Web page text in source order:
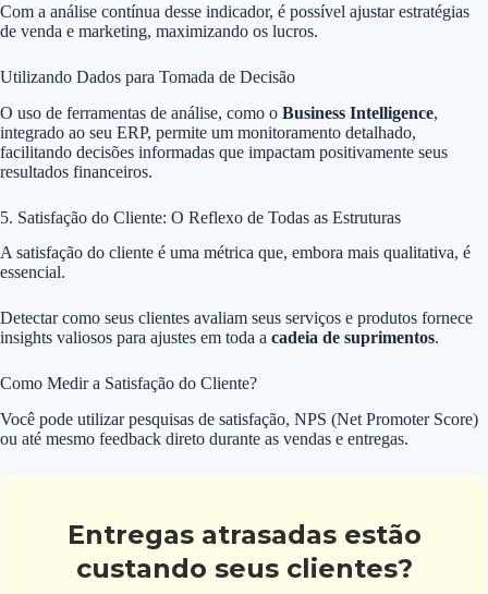
Com a análise contínua desse indicador, é possível ajustar estratégias
de venda e marketing, maximizando os lucros.
Utilizando Dados para Tomada de Decisão
O uso de ferramentas de análise, como o Business Intelligence,
integrado ao seu ERP, permite um monitoramento detalhado,
facilitando decisões informadas que impactam positivamente seus
resultados financeiros.
5. Satisfação do Cliente: O Reflexo de Todas as Estruturas
A satisfação do cliente é uma métrica que, embora mais qualitativa, é
essencial.
Detectar como seus clientes avaliam seus serviços e produtos fornece
insights valiosos para ajustes em toda a cadeia de suprimentos.
Como Medir a Satisfação do Cliente?
Você pode utilizar pesquisas de satisfação, NPS (Net Promoter Score)
ou até mesmo feedback direto durante as vendas e entregas.
Entregas atrasadas estão
custando seus clientes?